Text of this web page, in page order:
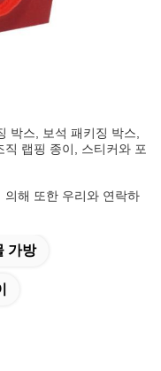
박스, 보석 패키징 박스,
랩핑 종이, 스티커와 포
의해 또한 우리와 연락하
가방